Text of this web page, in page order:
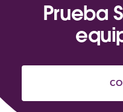
Prueba